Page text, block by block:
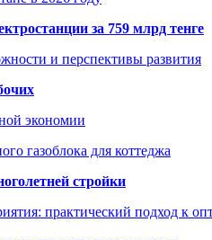
за 759 млрд тенге
и перспективы развития
экономии
газоблока для коттеджа
стройки
практический подход к